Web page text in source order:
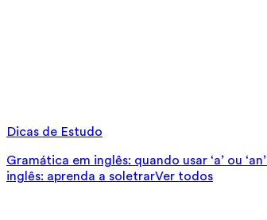
Dicas de Estudo
Gramática em inglês: quando usar ‘a’ ou ‘an’
inglês: aprenda a soletrarVer todos